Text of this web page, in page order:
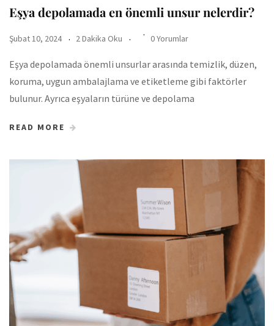
Eşya depolamada en önemli unsur nelerdir?
Şubat 10, 2024 2 Dakika Oku 0 Yorumlar
Eşya depolamada önemli unsurlar arasında temizlik, düzen,
koruma, uygun ambalajlama ve etiketleme gibi faktörler
bulunur. Ayrıca eşyaların türüne ve depolama
READ MORE